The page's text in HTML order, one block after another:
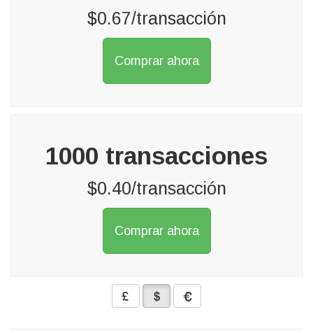
$0.67/transacción
Comprar ahora
1000 transacciones
$0.40/transacción
Comprar ahora